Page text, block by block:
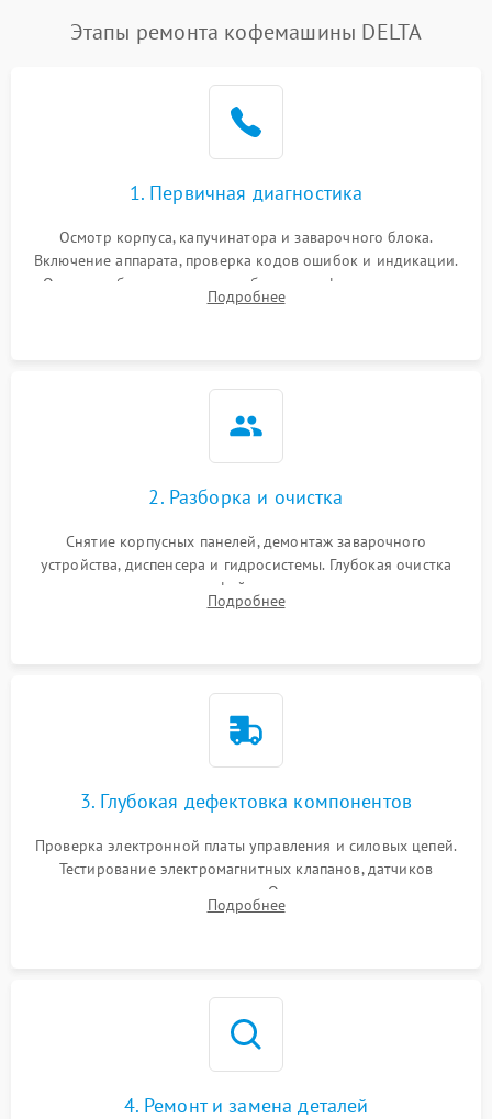
Этапы ремонта кофемашины DELTA
1. Первичная диагностика
Осмотр корпуса, капучинатора и заварочного блока.
Включение аппарата, проверка кодов ошибок и индикации.
Оценка работы помпы, термоблока и кофемолки на слух.
Измерение температуры и давления воды для выявления
Подробнее
2. Разборка и очистка
Снятие корпусных панелей, демонтаж заварочного
устройства, диспенсера и гидросистемы. Глубокая очистка
внутренних узлов от кофейных масел, жмыха и накипи.
Промывка дренажных каналов и фильтров с использованием
Подробнее
3. Глубокая дефектовка компонентов
Проверка электронной платы управления и силовых цепей.
Тестирование электромагнитных клапанов, датчиков
температуры и расходомера. Оценка степени износа
жерновов кофемолки, уплотнительных колец гидросистемы
Подробнее
4. Ремонт и замена деталей